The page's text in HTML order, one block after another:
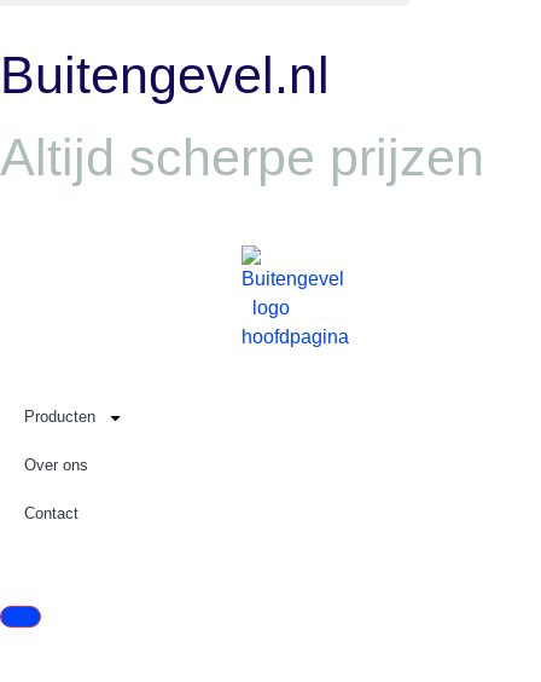
Buitengevel.nl
Altijd scherpe prijzen
Producten
Over ons
Contact